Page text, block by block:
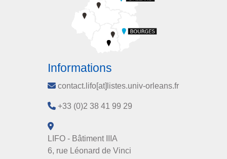
Informations
contact.lifo[at]listes.univ-orleans.fr
+33 (0)2 38 41 99 29
LIFO - Bâtiment IIIA
6, rue Léonard de Vinci